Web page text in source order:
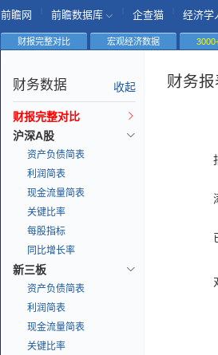
前瞻网 前瞻数据库 企查猫 经济学
财报完整对比 宏观经济数据
财务数据 收起
财报完整对比
沪深A股
资产负债简表
利润简表
现金流量简表
关键比率
每股指标
同比增长率
新三板
资产负债简表
利润简表
现金流量简表
关键比率
财务